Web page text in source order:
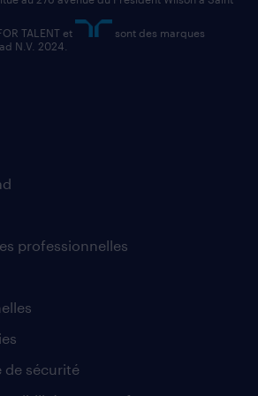
professionnelles
de sécurité
TALENT et
sont des marques
N.V. 2024.